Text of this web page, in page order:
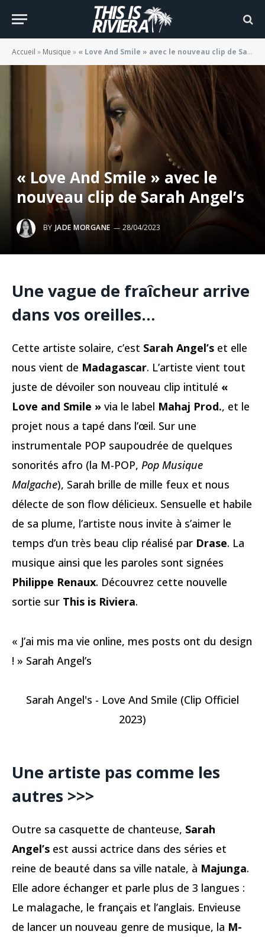
Accueil » Musique » « Love And Smile » avec le nouveau clip de Sarah Angel’s
« Love And Smile » avec le
nouveau clip de Sarah Angel’s
BY JADE MORGANE 28/04/2023
Une vague de fraîcheur arrive
dans vos oreilles…
Cette artiste solaire, c’est Sarah Angel’s et elle
nous vient de Madagascar. L’artiste vient tout
juste de dévoiler son nouveau clip intitulé «
Love and Smile » via le label Mahaj Prod., et le
projet nous a tapé dans l’œil. Sur une
instrumentale POP saupoudrée de quelques
sonorités afro (la M-POP, Pop Musique
Malgache), Sarah brille de mille feux et nous
délecte de son flow délicieux. Sensuelle et habile
de sa plume, l’artiste nous invite à s’aimer le
temps d’un très beau clip réalisé par Drase. La
musique ainsi que les paroles sont signées
Philippe Renaux. Découvrez cette nouvelle
sortie sur This is Riviera.
« J’ai mis ma vie online, mes posts ont du design
! » Sarah Angel’s
Sarah Angel's - Love And Smile (Clip Officiel
2023)
Une artiste pas comme les
autres >>>
Outre sa casquette de chanteuse, Sarah
Angel’s est aussi actrice dans des séries et
reine de beauté dans sa ville natale, à Majunga.
Elle adore échanger et parle plus de 3 langues :
Le malagache, le français et l’anglais. Envieuse
de lancer un nouveau genre de musique, la M-